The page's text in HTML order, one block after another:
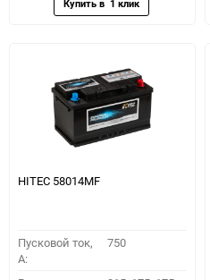
HITEC 58014MF
Пусковой ток,
A:
750